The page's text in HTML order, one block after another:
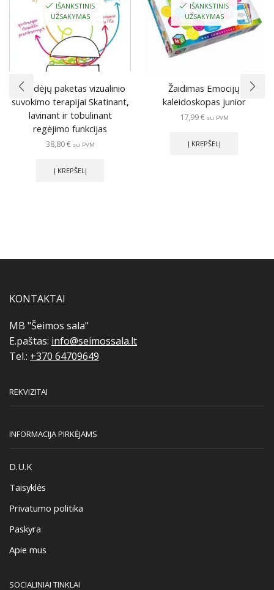
IŠANKSTINIS
UŽSAKYMAS
120 idėjų paketas vizualinio
suvokimo terapijai Skatinant,
lavinant ir tobulinant
regėjimo funkcijas
38,80€ su PVM
Į KREPŠELĮ
IŠANKSTINIS
UŽSAKYMAS
Žaidimas Emocijų
kaleidoskopas junior
17,99€ su PVM
Į KREPŠELĮ
KONTAKTAI
MB "Šeimos sala"
E.paštas: info@seimossala.lt
Tel.: +370 64709649
REKVIZITAI
INFORMACIJA PIRKĖJAMS
D.U.K
Taisyklės
Privatumo politika
Paskyra
Apie mus
SOCIALINIAI TINKLAI